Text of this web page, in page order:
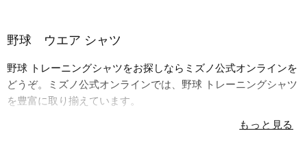
野球 ウエア シャツ
野球 トレーニングシャツをお探しならミズノ公式オンラインを
どうぞ。ミズノ公式オンラインでは、野球 トレーニングシャツ
を豊富に取り揃えています。